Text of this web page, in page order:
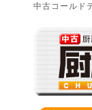
中古コールド